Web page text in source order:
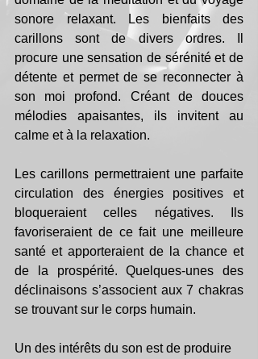
sonore relaxant. Les bienfaits des
carillons sont de divers ordres. Il
procure une sensation de sérénité et de
détente et permet de se reconnecter à
son moi profond. Créant de douces
mélodies apaisantes, ils invitent au
calme et à la relaxation.
Les carillons permettraient une parfaite
circulation des énergies positives et
bloqueraient celles négatives. Ils
favoriseraient de ce fait une meilleure
santé et apporteraient de la chance et
de la prospérité. Quelques-unes des
déclinaisons s’associent aux 7 chakras
se trouvant sur le corps humain.
Un des intérêts du son est de produire